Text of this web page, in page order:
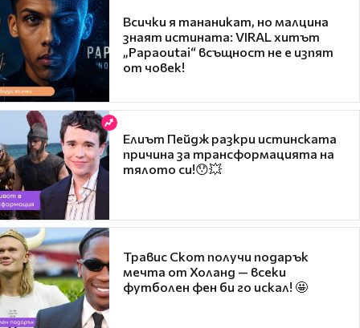
Всички я тананикат, но малцина
знаят истината: VIRAL хитът
„Papaoutai“ всъщност не е изпят
от човек!
Елиът Пейдж разкри истинската
причина за трансформацията на
тялото си!😯💥
Травис Скот получи подарък
мечта от Холанд — всеки
футболен фен би го искал! 🤩